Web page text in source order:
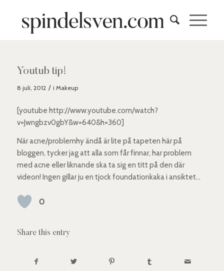
Youtub tip!
8 juli, 2012 / i Makeup
[youtube http://www.youtube.com/watch?
v=Jwngbzv0gbY&w=640&h=360]
När acne/problemhy ändå är lite på tapeten här på
bloggen, tycker jag att alla som får finnar, har problem
med acne eller liknande ska ta sig en titt på den där
videon! Ingen gillar ju en tjock foundationkaka i ansiktet…
0
Share this entry